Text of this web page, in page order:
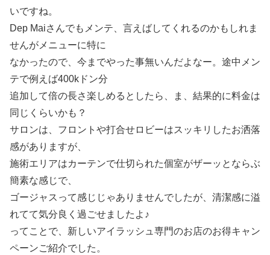
いですね。
Dep Maiさんでもメンテ、言えばしてくれるのかもしれま
せんがメニューに特に
なかったので、今までやった事無いんだよなー。途中メン
テで例えば400kドン分
追加して倍の長さ楽しめるとしたら、ま、結果的に料金は
同じくらいかも？
サロンは、フロントや打合せロビーはスッキリしたお洒落
感がありますが、
施術エリアはカーテンで仕切られた個室がザーッとならぶ
簡素な感じで、
ゴージャスって感じじゃありませんでしたが、清潔感に溢
れてて気分良く過ごせましたよ♪
ってことで、新しいアイラッシュ専門のお店のお得キャン
ペーンご紹介でした。